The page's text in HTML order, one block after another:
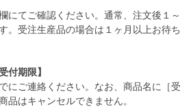
にてご確認ください。通常、注文後１～
。受注生産品の場合は１ヶ月以上お待ち
付期限】
にご連絡ください。なお、商品名に［受
品はキャンセルできません。